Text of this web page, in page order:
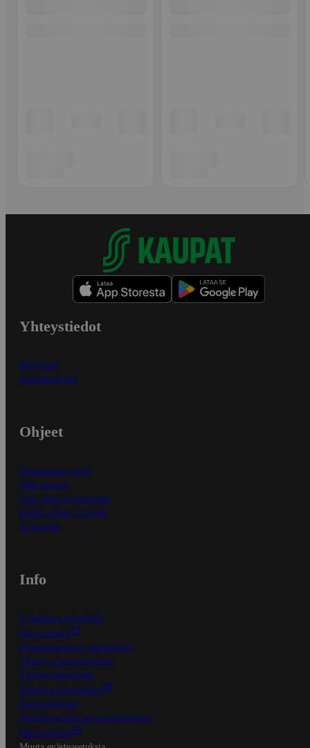
Yhteystiedot
Myymälät
Asiakaspalvelu
Ohjeet
Ensitilaajan ohjeet
Näin maksat
Näin tilaat ja muokkaat
Kaikki ohjeet ja vinkit
In English
Info
S-Business yrityksille
Oiva-raportit
Osuuskauppojen yhteystiedot
Tilaus- ja toimitusehdot
Tietosuojakäytäntö
Palvelun käyttöehdot
Saavutettavuus
Mobiilisovelluksen saavutettavuus
Mainostajalle